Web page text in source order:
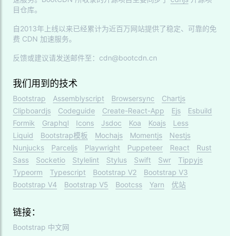
目仓库。
自2013年上线以来已经累计为近百万网站提供了稳定、可靠的免
费 CDN 加速服务。
反馈或建议请发送邮件至：cdn@bootcdn.cn
我们用到的技术
Bootstrap Assemblyscript Browsersync
Chartjs
Clipboardjs
Codeguide Create-React-App Ejs
Esbuild
Formik
Graphql Icons Jsdoc Koa Koajs
Less
Liquid
Bootstrap模板 Mochajs Momentjs
Nestjs
Nunjucks
Parceljs Playwright Puppeteer React
Rust
Sass
Socketio Stylelint Stylus Swift Swr
Tippyjs
Typeorm
Typescript Bootstrap V2
Bootstrap V3
Bootstrap V4
Bootstrap V5 Bootcss Yarn 优站
链接：
Bootstrap 中文网